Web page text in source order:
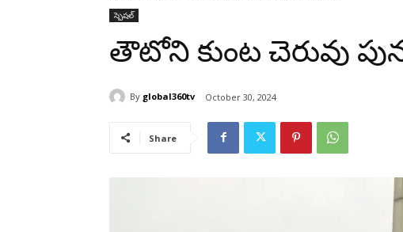
స్పెషల్
తౌటోని కుంట చెరువు
By global360tv October 30, 2024
Share